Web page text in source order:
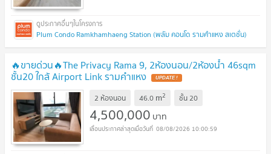
Plum Condo Ramkhamhaeng Station (พลัม คอนโด รามคำแหง สเตชั่น)
🔥ขายด่วน🔥The Privacy Rama 9, 2ห้องนอน/2ห้องน้ำ 46sqm
ชั้น20 ใกล้ Airport Link รามคำแหง UPDATE !
2 ห้องนอน 46.0 m2 ชั้น20
4,500,000 บาท
08/08/2026 10:00:59